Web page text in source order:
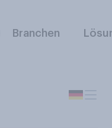
Branchen